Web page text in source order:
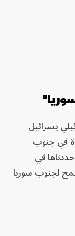
يسرائيل
في جنوب
في
لجنوب سوريا